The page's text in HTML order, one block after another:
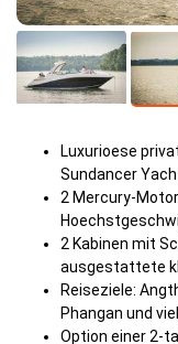
Luxurioese
Sundancer
2 Mercury-
2 Kabinen mit
ausgestattete
Reiseziele:
Phangan und
Option einer 2-